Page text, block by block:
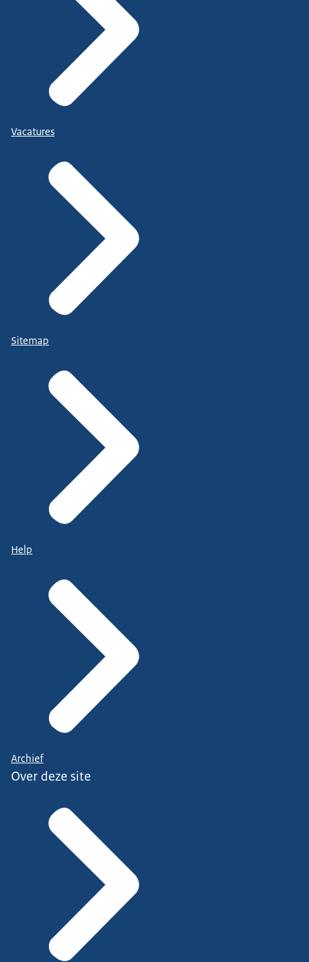
Vacatures
Sitemap
Help
Archief
Over deze site